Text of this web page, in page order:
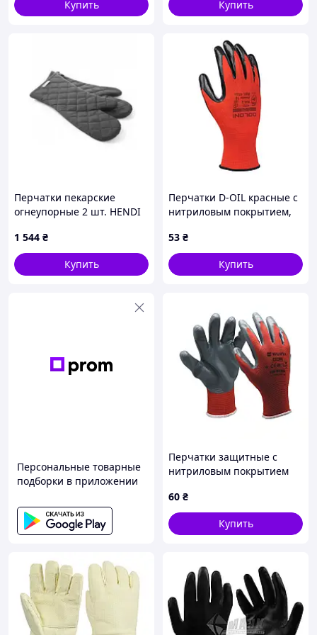
Купить Купить
Перчатки пекарские
огнеупорные 2 шт. HENDI
1 544 ₴
Купить
Перчатки D-OIL красные с
нитриловым покрытием,
53 ₴
Купить
Персональные товарные
подборки в приложении
Перчатки защитные с
нитриловым покрытием
10 (0899403110)
60 ₴
Купить